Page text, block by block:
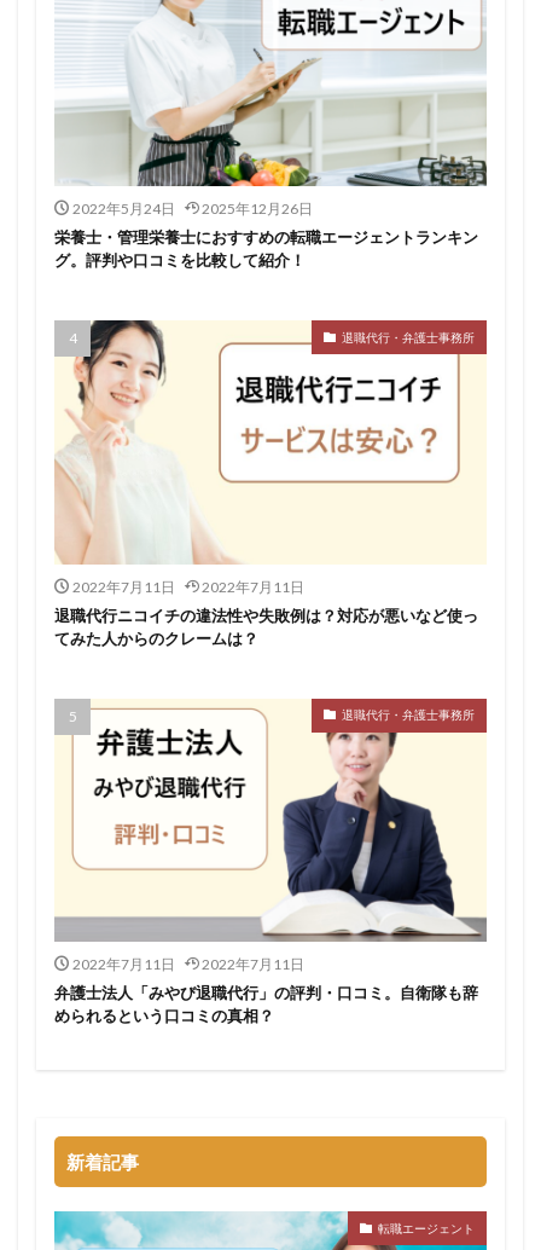
2022年5月24日 2025年12月26日
栄養士・管理栄養士におすすめの転職エージェントランキン
グ。評判や口コミを比較して紹介！
退職代行・弁護士事務所
2022年7月11日 2022年7月11日
退職代行ニコイチの違法性や失敗例は？対応が悪いなど使っ
てみた人からのクレームは？
退職代行・弁護士事務所
2022年7月11日 2022年7月11日
弁護士法人「みやび退職代行」の評判・口コミ。自衛隊も辞
められるという口コミの真相？
新着記事
転職エージェント